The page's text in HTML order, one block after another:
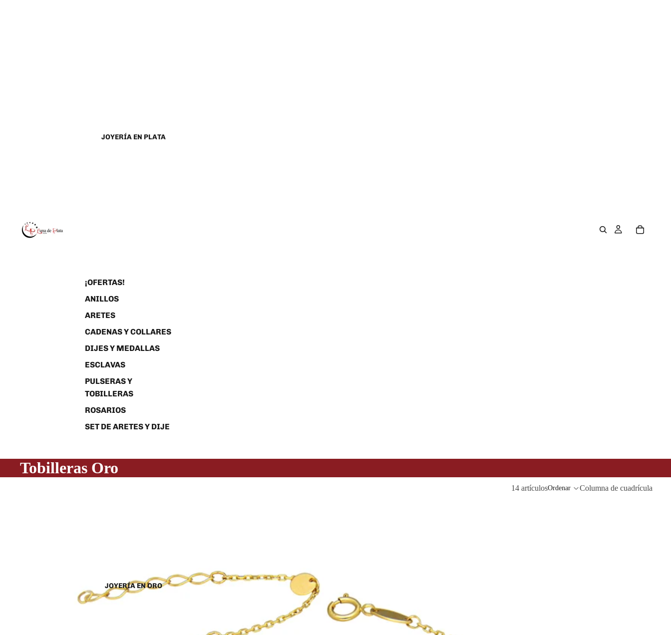
JOYERÍA EN PLATA
¡OFERTAS!
ANILLOS
ARETES
CADENAS Y COLLARES
DIJES Y MEDALLAS
ESCLAVAS
PULSERAS Y
TOBILLERAS
ROSARIOS
SET DE ARETES Y DIJE
JOYERÍA EN ORO
Tobilleras Oro
14 artículosOrdenar Columna de cuadrícula